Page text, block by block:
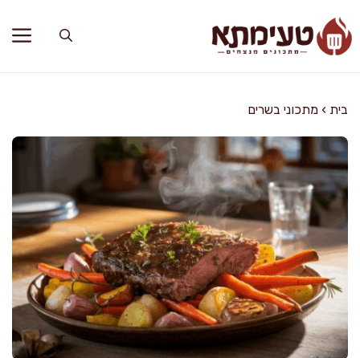
לתוכן
בית › מתכוני בשרים